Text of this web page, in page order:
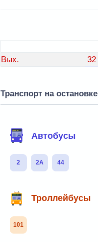
Вых. 32
Транспорт на остановке
Автобусы
2 2А 44
Троллейбусы
101